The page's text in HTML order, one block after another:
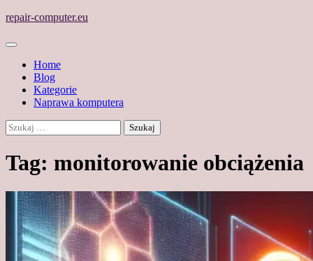
Skip
content
repair-computer.eu
Home
Blog
Kategorie
Naprawa komputera
Szukaj:
Tag: monitorowanie obciążenia